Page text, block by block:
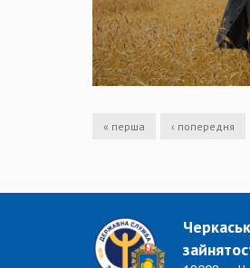
« перша ‹ попередня